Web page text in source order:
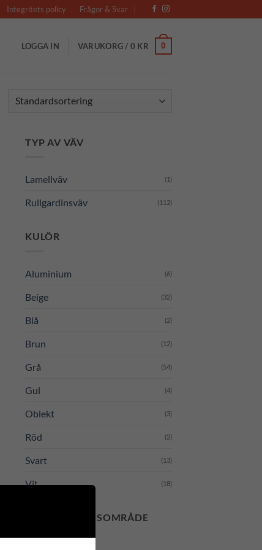
Integritets policy Frågor & Svar
LOGGA IN VARUKORG / 0 KR 0
TYP AV VÄV
Lamellväv (1)
Rullgardinsväv (112)
KULÖR
Aluminium (6)
Beige (32)
Blå (2)
Brun (12)
Grå (54)
Gul (4)
Oblekt (3)
Röd (2)
Svart (13)
Vit (18)
ANVÄNDNINGSOMRÅDE